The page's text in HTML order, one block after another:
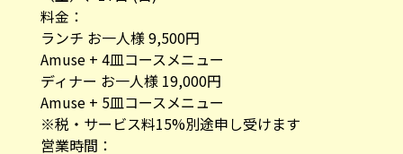
料金：
ランチ お一人様 9,500円
Amuse + 4皿コースメニュー
ディナー お一人様 19,000円
Amuse + 5皿コースメニュー
※税・サービス料15%別途申し受けます
営業時間：